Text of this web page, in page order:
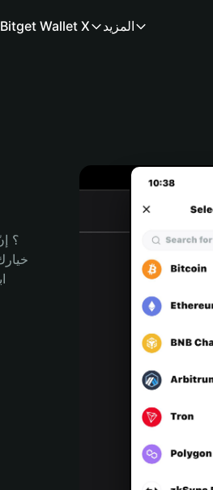
Bitget Wallet X المزيد